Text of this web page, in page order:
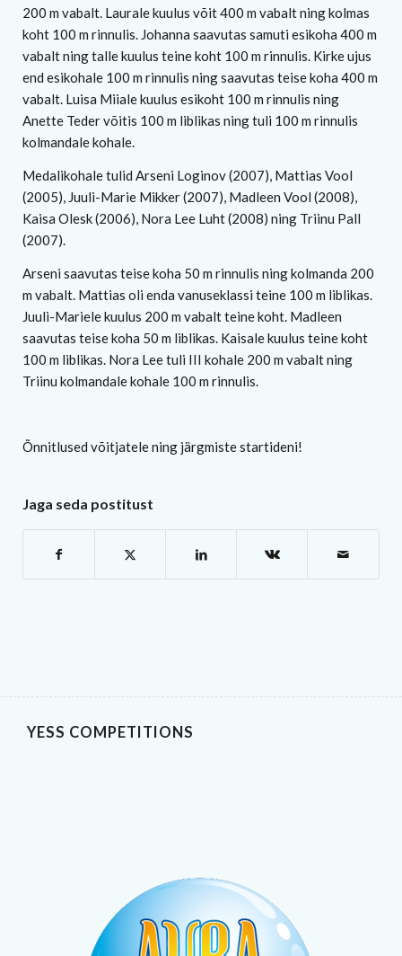
200 m vabalt. Laurale kuulus võit 400 m vabalt ning kolmas
koht 100 m rinnulis. Johanna saavutas samuti esikoha 400 m
vabalt ning talle kuulus teine koht 100 m rinnulis. Kirke ujus
end esikohale 100 m rinnulis ning saavutas teise koha 400 m
vabalt. Luisa Miiale kuulus esikoht 100 m rinnulis ning
Anette Teder võitis 100 m liblikas ning tuli 100 m rinnulis
kolmandale kohale.
Medalikohale tulid Arseni Loginov (2007), Mattias Vool
(2005), Juuli-Marie Mikker (2007), Madleen Vool (2008),
Kaisa Olesk (2006), Nora Lee Luht (2008) ning Triinu Pall
(2007).
Arseni saavutas teise koha 50 m rinnulis ning kolmanda 200
m vabalt. Mattias oli enda vanuseklassi teine 100 m liblikas.
Juuli-Mariele kuulus 200 m vabalt teine koht. Madleen
saavutas teise koha 50 m liblikas. Kaisale kuulus teine koht
100 m liblikas. Nora Lee tuli III kohale 200 m vabalt ning
Triinu kolmandale kohale 100 m rinnulis.
Õnnitlused võitjatele ning järgmiste startideni!
Jaga seda postitust
YESS COMPETITIONS